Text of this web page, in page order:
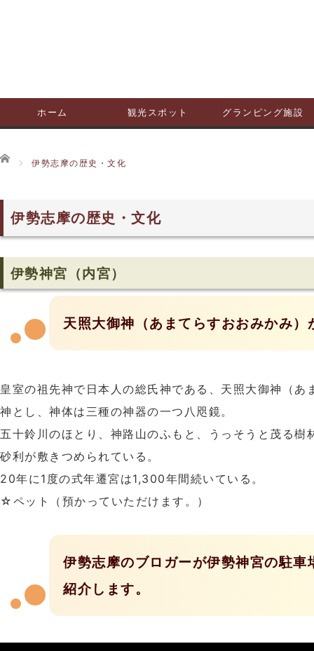
ホーム 観光スポット グランピング施設
ホーム
伊勢志摩の歴史・文化
伊勢志摩の歴史・文化
伊勢神宮（内宮）
天照大御神（あまてらすおおみかみ）
皇室の祖先神で日本人の総氏神である、天照大御神（あ
神とし、神体は三種の神器の一つ八咫鏡。
五十鈴川のほとり、神路山のふもと、うっそうと茂る樹
砂利が敷きつめられている。
20年に1度の式年遷宮は1,300年間続いている。
☆ペット（預かっていただけます。）
伊勢志摩のブロガーが伊勢神宮の駐車
紹介します。